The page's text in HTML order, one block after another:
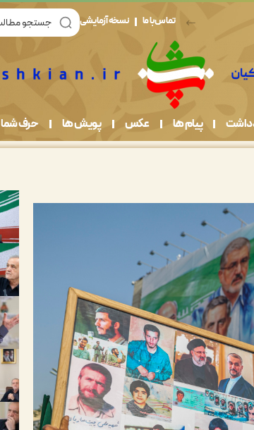
تماس با ما نسخه آزمایشی
پیام ها عکس پویش ها حرف شما